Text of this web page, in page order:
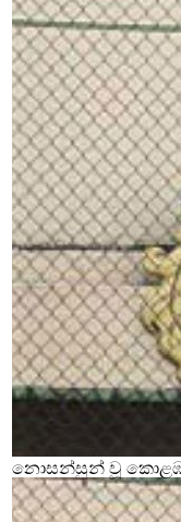
නොසන්සුන් වූ කොළඹ